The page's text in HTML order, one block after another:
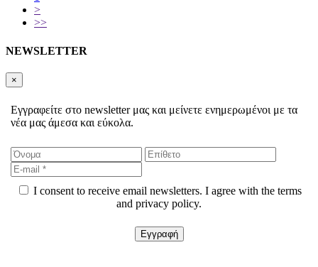
>
>>
NEWSLETTER
×
Εγγραφείτε στο newsletter μας και μείνετε ενημερωμένοι με τα
νέα μας άμεσα και εύκολα.
I consent to receive email newsletters. I agree with the terms
and privacy policy.